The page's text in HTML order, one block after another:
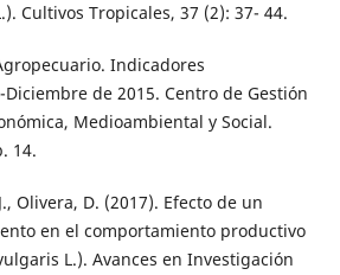
Cultivos Tropicales, 37 (2): 37- 44.
Indicadores
de 2015. Centro de Gestión
Medioambiental y Social.
14.
Olivera, D. (2017). Efecto de un
en el comportamiento productivo
L.). Avances en Investigación